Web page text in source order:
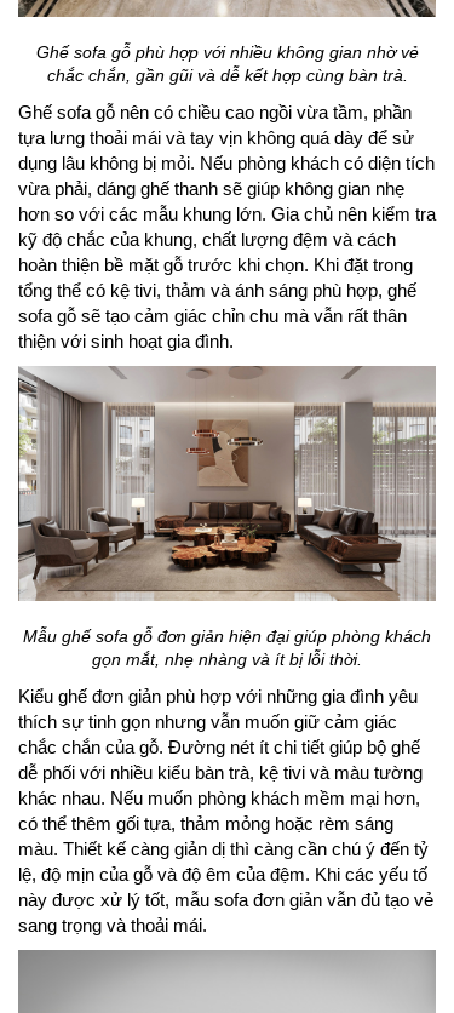
Ghế sofa gỗ phù hợp với nhiều không gian nhờ vẻ
chắc chắn, gần gũi và dễ kết hợp cùng bàn trà.
Ghế sofa gỗ nên có chiều cao ngồi vừa tầm, phần
tựa lưng thoải mái và tay vịn không quá dày để sử
dụng lâu không bị mỏi. Nếu phòng khách có diện tích
vừa phải, dáng ghế thanh sẽ giúp không gian nhẹ
hơn so với các mẫu khung lớn. Gia chủ nên kiểm tra
kỹ độ chắc của khung, chất lượng đệm và cách
hoàn thiện bề mặt gỗ trước khi chọn. Khi đặt trong
tổng thể có kệ tivi, thảm và ánh sáng phù hợp, ghế
sofa gỗ sẽ tạo cảm giác chỉn chu mà vẫn rất thân
thiện với sinh hoạt gia đình.
Mẫu ghế sofa gỗ đơn giản hiện đại giúp phòng khách
gọn mắt, nhẹ nhàng và ít bị lỗi thời.
Kiểu ghế đơn giản phù hợp với những gia đình yêu
thích sự tinh gọn nhưng vẫn muốn giữ cảm giác
chắc chắn của gỗ. Đường nét ít chi tiết giúp bộ ghế
dễ phối với nhiều kiểu bàn trà, kệ tivi và màu tường
khác nhau. Nếu muốn phòng khách mềm mại hơn,
có thể thêm gối tựa, thảm mỏng hoặc rèm sáng
màu. Thiết kế càng giản dị thì càng cần chú ý đến tỷ
lệ, độ mịn của gỗ và độ êm của đệm. Khi các yếu tố
này được xử lý tốt, mẫu sofa đơn giản vẫn đủ tạo vẻ
sang trọng và thoải mái.